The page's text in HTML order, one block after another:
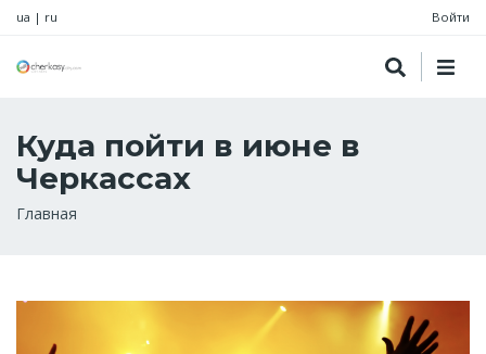
ua | ru Войти
Куда пойти в июне в
Черкассах
Строка
Главная